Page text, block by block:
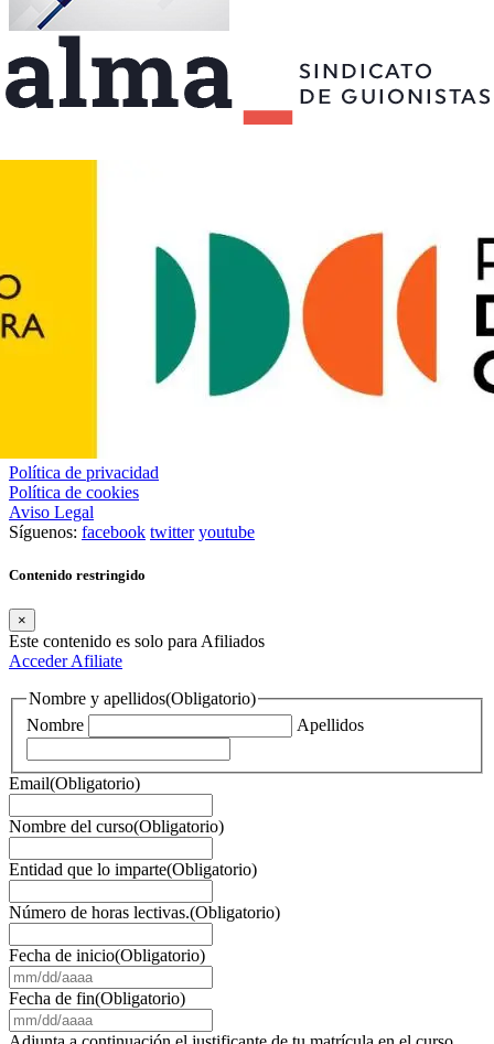
Política de privacidad
Política de cookies
Aviso Legal
Síguenos: facebook twitter youtube
Contenido restringido
×
Este contenido es solo para Afiliados
AccederAfiliate
Nombre y apellidos(Obligatorio)
Nombre
Apellidos
Email(Obligatorio)
Nombre del curso(Obligatorio)
Entidad que lo imparte(Obligatorio)
Número de horas lectivas.(Obligatorio)
Fecha de inicio(Obligatorio)
DD
barra
Fecha de fin(Obligatorio)
barra